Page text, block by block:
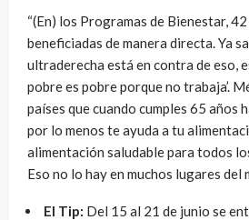
“(En) los Programas de Bienestar,
beneficiadas de manera directa. Ya
ultraderecha está en contra de eso,
pobre es pobre porque no trabaja’.
países que cuando cumples 65 años
por lo menos te ayuda a tu
alimentación saludable para todos
Eso no lo hay en muchos lugares del
El Tip: Del 15 al 21 de junio se